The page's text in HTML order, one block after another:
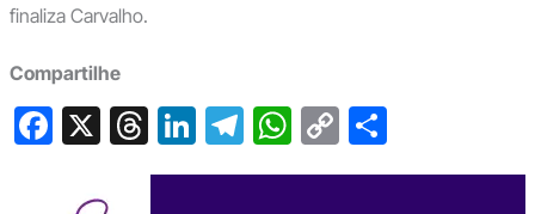
finaliza Carvalho.
Compartilhe
F X T
hr
Li
n
T
el
W
h
C
o
S
h